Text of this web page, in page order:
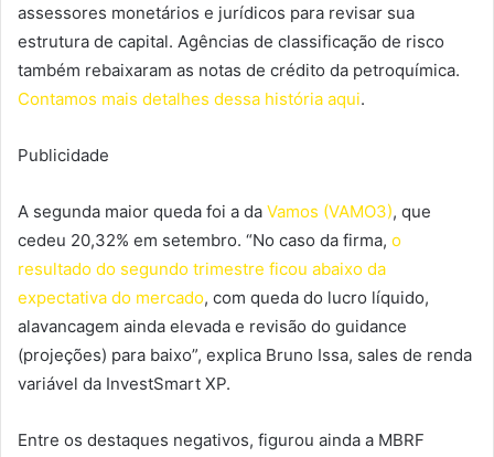
assessores monetários e jurídicos para revisar sua
estrutura de capital. Agências de classificação de risco
também rebaixaram as notas de crédito da petroquímica.
Contamos mais detalhes dessa história aqui.
Publicidade
A segunda maior queda foi a da Vamos (VAMO3), que
cedeu 20,32% em setembro. “No caso da firma, o
resultado do segundo trimestre ficou abaixo da
expectativa do mercado, com queda do lucro líquido,
alavancagem ainda elevada e revisão do guidance
(projeções) para baixo”, explica Bruno Issa, sales de renda
variável da InvestSmart XP.
Entre os destaques negativos, figurou ainda a MBRF